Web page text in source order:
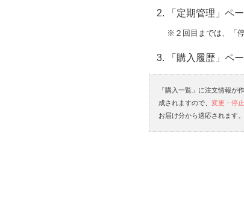
「定期管理」ペ
※２回目までは、「
「購入履歴」ペ
「購入一覧」に注文情報が
成されますので、 変更・停
お届け分から適応されます。